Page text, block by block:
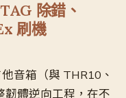
除錯、
刷機
音箱（與 THR10、
體逆向工程，在不